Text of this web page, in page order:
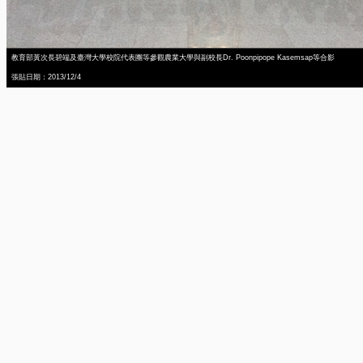
教育部黃次長碧端及臺灣大學校院代表團等參觀農業大學與副校長Dr. Poonpipope Kasemsap等合影
張貼日期：2013/12/4